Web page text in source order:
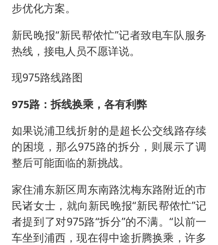
步优化方案。
新民晚报“新民帮侬忙”记者致电车队服务
热线，接电人员不愿详说。
现975路线路图
975路：拆线换乘，各有利弊
如果说浦卫线折射的是超长公交线路存续
的困境，那么975路的拆分，则展示了调
整后可能面临的新挑战。
家住浦东新区周东南路沈梅东路附近的市
民诸女士，就向新民晚报“新民帮侬忙”记
者提到了对975路“拆分”的不满。“以前一
车坐到浦西，现在得中途折腾换乘，许多